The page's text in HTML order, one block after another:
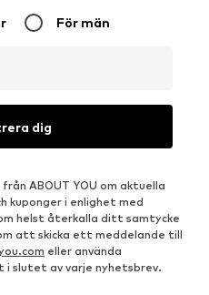
För män
dig
ABOUT YOU om aktuella
kuponger i enlighet med
helst återkalla ditt samtycke
att skicka ett meddelande till
eller använda
slutet av varje nyhetsbrev.